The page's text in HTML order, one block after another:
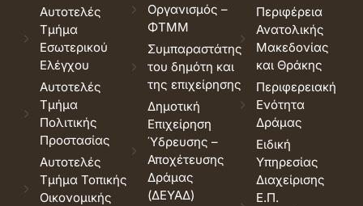
Αυτοτελές
Τμήμα
Εσωτερικού
Ελέγχου
Αυτοτελές
Τμήμα
Πολιτικής
Προστασίας
Αυτοτελές
Τμήμα Τοπικής
Οικονομικής
Οργανισμός –
ΦΤΜΜ
Συμπαραστάτης
του δημότη και
της επιχείρησης
Δημοτική
Επιχείρηση
Ύδρευσης –
Αποχέτευσης
Δράμας
(ΔΕΥΑΔ)
Περιφέρεια
Ανατολικής
Μακεδονίας
και Θράκης
Περιφερειακή
Ενότητα
Δράμας
Ειδική
Υπηρεσίας
Διαχείρισης
Ε.Π.